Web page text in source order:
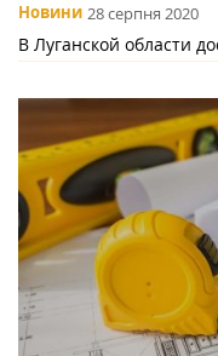
Новини 28 серпня 2020
В Луганской области